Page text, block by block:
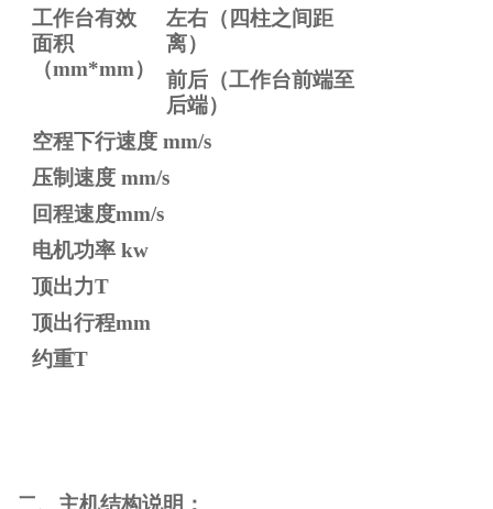
工作台有效
面积
（mm*mm）
左右 （四柱之间距
离）
前后 （工作台前端至
后端）
空程下行速度 mm/s
压制速度 mm/s
回程速度mm/s
电机功率 kw
顶出力T
顶出行程mm
约重T
二、主机结构说明：